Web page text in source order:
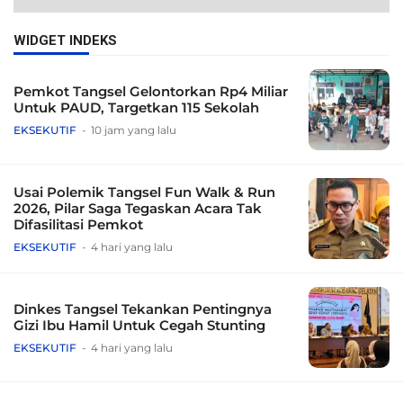
WIDGET INDEKS
Pemkot Tangsel Gelontorkan Rp4 Miliar
Untuk PAUD, Targetkan 115 Sekolah
EKSEKUTIF 10 jam yang lalu
Usai Polemik Tangsel Fun Walk & Run
2026, Pilar Saga Tegaskan Acara Tak
Difasilitasi Pemkot
EKSEKUTIF 4 hari yang lalu
Dinkes Tangsel Tekankan Pentingnya
Gizi Ibu Hamil Untuk Cegah Stunting
EKSEKUTIF 4 hari yang lalu